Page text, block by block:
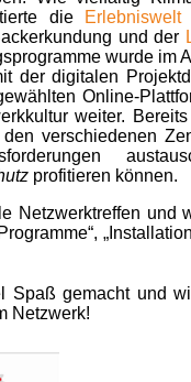
die
Erlebniswelt
und der
wurde im
der digitalen
Online-
weiter.
verschiedenen
profitieren können.
Netzwerktreffen und
Spaß gemacht und
Netzwerk!